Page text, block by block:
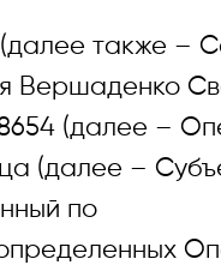
также –
Вершаденко
(далее –
(далее –
по